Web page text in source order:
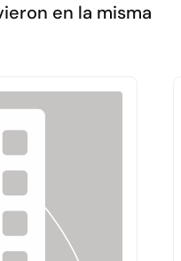
en la misma